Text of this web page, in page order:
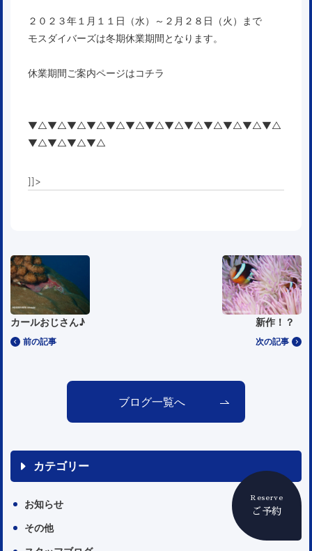
Reserve
ご予約
２０２３年１月１１日（水）～２月２８日（火）まで
モスダイバーズは冬期休業期間となります。
休業期間ご案内ページはコチラ
▼△▼△▼△▼△▼△▼△▼△▼△▼△▼△▼△▼△▼△
▼△▼△▼△▼△
]]>
前の記事
カールおじさん♪
次の記事
新作！？
ブログ一覧へ
カテゴリー
お知らせ
その他